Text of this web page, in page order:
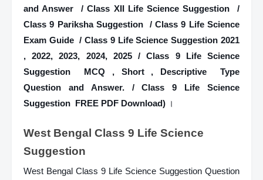
and Answer  / Class XII Life Science Suggestion  /
Class 9 Pariksha Suggestion  / Class 9 Life Science
Exam Guide  / Class 9 Life Science Suggestion 2021
, 2022, 2023, 2024, 2025 / Class 9 Life Science
Suggestion  MCQ , Short , Descriptive  Type
Question and Answer. / Class 9 Life Science
Suggestion  FREE PDF Download) ।
West Bengal Class 9 Life Science
Suggestion
West Bengal Class 9 Life Science Suggestion Question